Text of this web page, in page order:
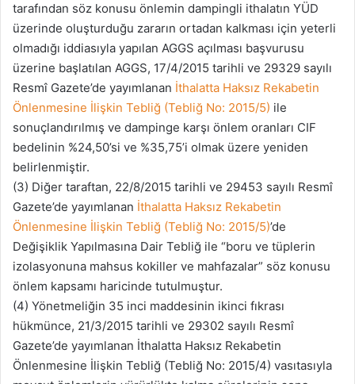
tarafından söz konusu önlemin dampingli ithalatın YÜD
üzerinde oluşturduğu zararın ortadan kalkması için yeterli
olmadığı iddiasıyla yapılan AGGS açılması başvurusu
üzerine başlatılan AGGS, 17/4/2015 tarihli ve 29329 sayılı
Resmî Gazete’de yayımlanan İthalatta Haksız Rekabetin
Önlenmesine İlişkin Tebliğ (Tebliğ No: 2015/5) ile
sonuçlandırılmış ve dampinge karşı önlem oranları CIF
bedelinin %24,50’si ve %35,75’i olmak üzere yeniden
belirlenmiştir.
(3) Diğer taraftan, 22/8/2015 tarihli ve 29453 sayılı Resmî
Gazete’de yayımlanan İthalatta Haksız Rekabetin
Önlenmesine İlişkin Tebliğ (Tebliğ No: 2015/5)’de
Değişiklik Yapılmasına Dair Tebliğ ile “boru ve tüplerin
izolasyonuna mahsus kokiller ve mahfazalar” söz konusu
önlem kapsamı haricinde tutulmuştur.
(4) Yönetmeliğin 35 inci maddesinin ikinci fıkrası
hükmünce, 21/3/2015 tarihli ve 29302 sayılı Resmî
Gazete’de yayımlanan İthalatta Haksız Rekabetin
Önlenmesine İlişkin Tebliğ (Tebliğ No: 2015/4) vasıtasıyla